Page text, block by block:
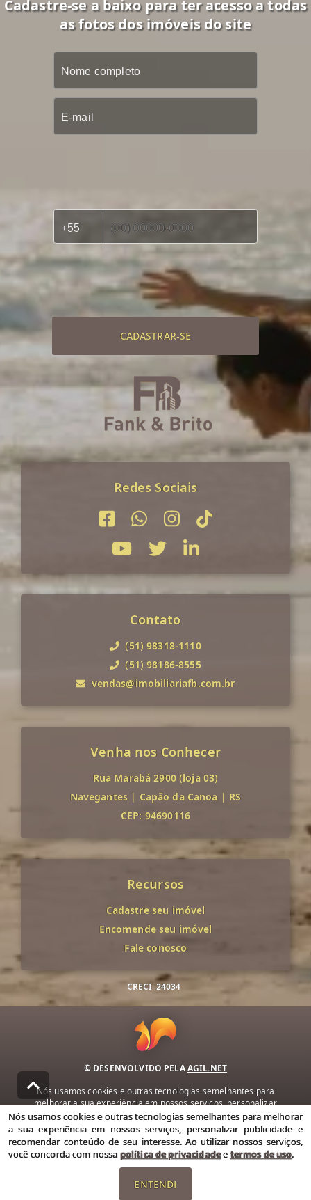
Cadastre-se a baixo para ter acesso a todas
as fotos dos imóveis do site
CADASTRAR-SE
Redes Sociais
Contato
(51) 98318-1110
(51) 98186-8555
vendas@imobiliariafb.com.br
Venha nos Conhecer
Rua Marabá 2900 (loja 03)
Navegantes | Capão da Canoa | RS
CEP: 94690116
Recursos
Cadastre seu imóvel
Encomende seu imóvel
Fale conosco
CRECI 24034
© DESENVOLVIDO PELAAGIL.NET
Nós usamos cookies e outras tecnologias semelhantes para
melhorar a sua experiência em nossos serviços, personalizar
publicidade e recomendar conteúdo de seu interesse. Ao utilizar
nossos serviços, você concorda com nossa política de privacidade e
termos de uso.
Política de Privacidade Termos de uso
Nós usamos cookies e outras tecnologias semelhantes para melhorar
a sua experiência em nossos serviços, personalizar publicidade e
recomendar conteúdo de seu interesse. Ao utilizar nossos serviços,
você concorda com nossa política de privacidadeetermos de uso.
ENTENDI